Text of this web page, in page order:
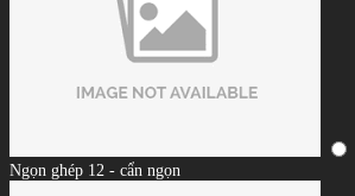
Ngọn ghép 12 - cẩn ngọn